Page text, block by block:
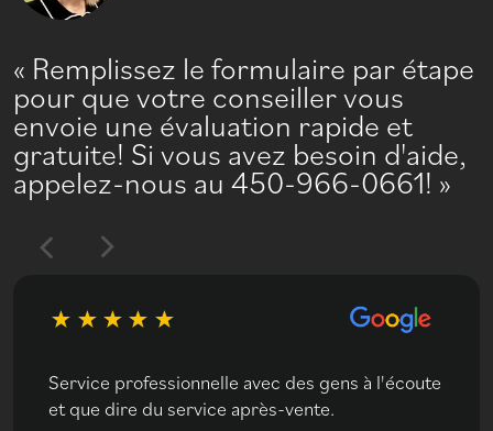
Remplissez le formulaire par étape
pour que votre conseiller vous
envoie une évaluation rapide et
gratuite! Si vous avez besoin d'aide,
appelez-nous au 450-966-0661!
Service professionnelle avec des gens à l'écoute
et que dire du service après-vente.